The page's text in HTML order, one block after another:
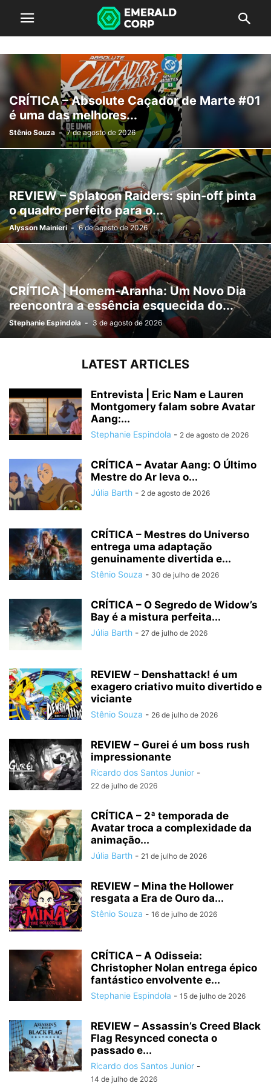
CRÍTICA – Absolute Caçador de Marte #01
é uma das melhores...
Stênio Souza - 7 de agosto de 2026
REVIEW – Splatoon Raiders: spin-off pinta
o quadro perfeito para o...
Alysson Mainieri - 6 de agosto de 2026
CRÍTICA | Homem-Aranha: Um Novo Dia
reencontra a essência esquecida do...
Stephanie Espindola - 3 de agosto de 2026
LATEST ARTICLES
Entrevista | Eric Nam e Lauren
Montgomery falam sobre Avatar
Aang:...
Stephanie Espindola - 2 de agosto de 2026
CRÍTICA – Avatar Aang: O Último
Mestre do Ar leva o...
Júlia Barth - 2 de agosto de 2026
CRÍTICA – Mestres do Universo
entrega uma adaptação
genuinamente divertida e...
Stênio Souza - 30 de julho de 2026
CRÍTICA – O Segredo de Widow’s
Bay é a mistura perfeita...
Júlia Barth - 27 de julho de 2026
REVIEW – Denshattack! é um
exagero criativo muito divertido e
viciante
Stênio Souza - 26 de julho de 2026
REVIEW – Gurei é um boss rush
impressionante
Ricardo dos Santos Junior -
22 de julho de 2026
CRÍTICA – 2ª temporada de
Avatar troca a complexidade da
animação...
Júlia Barth - 21 de julho de 2026
REVIEW – Mina the Hollower
resgata a Era de Ouro da...
Stênio Souza - 16 de julho de 2026
CRÍTICA – A Odisseia:
Christopher Nolan entrega épico
fantástico envolvente e...
Stephanie Espindola - 15 de julho de 2026
REVIEW – Assassin’s Creed Black
Flag Resynced conecta o
passado e...
Ricardo dos Santos Junior -
14 de julho de 2026